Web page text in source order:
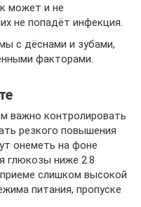
может и не
не попадёт инфекция.
с дёснами и зубами,
факторами.
важно контролировать
резкого повышения
онеметь на фоне
глюкозы ниже 2.8
слишком высокой
питания, пропуске